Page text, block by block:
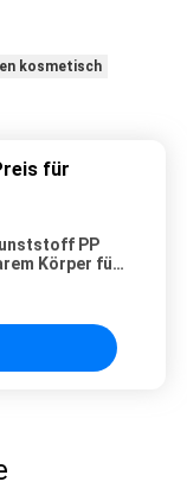
kosmetisch
für
PP
Körper für